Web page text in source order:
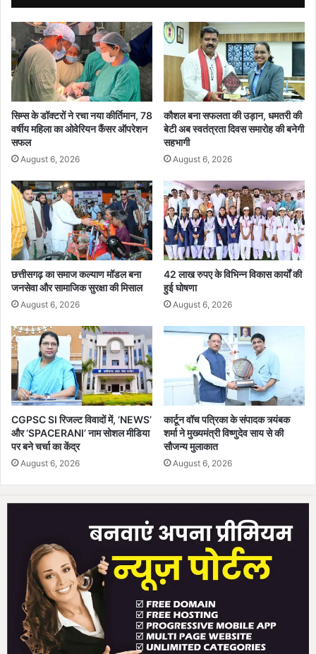
ज
औ
र
स्वा
स्थ्य
सु
धा
ओं
प
र
थ
न
र
पं
च
से
मा
र
ट
का
आ
रो
;
स
र
पं
च
पु
त्र
स
मे
क
ई
लो
ग
घि
रे
सिम्स के डॉक्टरों ने रचा नया कीर्तिमान, 78
वर्षीय महिला का ओवेरियन कैंसर ऑपरेशन
सफल
August 6, 2026
कौशल बना सफलता की उड़ान, धमतरी की
बेटी अब स्वतंत्रता दिवस समारोह की बनेगी
सहभागी
August 6, 2026
छत्तीसगढ़ का समाज कल्याण मॉडल बना
जनसेवा और सामाजिक सुरक्षा की मिसाल
August 6, 2026
42 लाख रुपए के विभिन्न विकास कार्यों की
हुई घोषणा
August 6, 2026
CGPSC SI रिजल्ट विवादों में, ‘NEWS’
और ‘SPACERANI’ नाम सोशल मीडिया
पर बने चर्चा का केंद्र
August 6, 2026
कार्टून वॉच पत्रिका के संपादक त्र्यंबक
शर्मा ने मुख्यमंत्री विष्णुदेव साय से की
सौजन्य मुलाकात
August 6, 2026